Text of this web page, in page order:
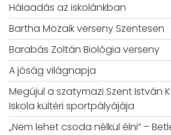
Hálaadás az iskolánkban
Bartha Mozaik verseny Szentesen
Barabás Zoltán Biológia verseny
A jóság világnapja
Megújul a szatymazi Szent István
Iskola kültéri sportpályájája
„Nem lehet csoda nélkül élni” –